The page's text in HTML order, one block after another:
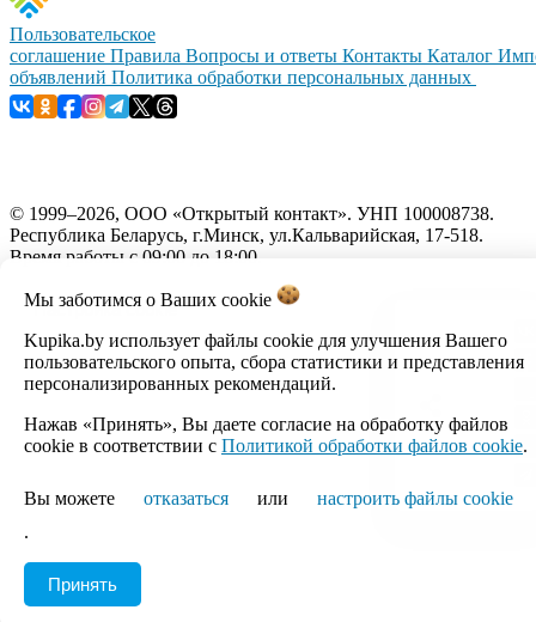
Мы заботимся о Ваших cookie
Kupika.by использует файлы cookie для улучшения Вашего
пользовательского опыта, сбора статистики и представления
персонализированных рекомендаций.
Нажав «Принять», Вы даете согласие на обработку файлов
cookie в соответствии с Политикой обработки файлов cookie.
Вы можете отказаться или
настроить файлы cookie
.
Принять
Пользовательское
соглашение Правила Вопросы и ответы Контакты Каталог
объявлений Политика обработки персональных данных
© 1999–2026, ООО «Открытый контакт». УНП 100008738.
Республика Беларусь, г.Минск, ул.Кальварийская, 17-518.
Время работы с 09:00 до 18:00.
Настройка cookie